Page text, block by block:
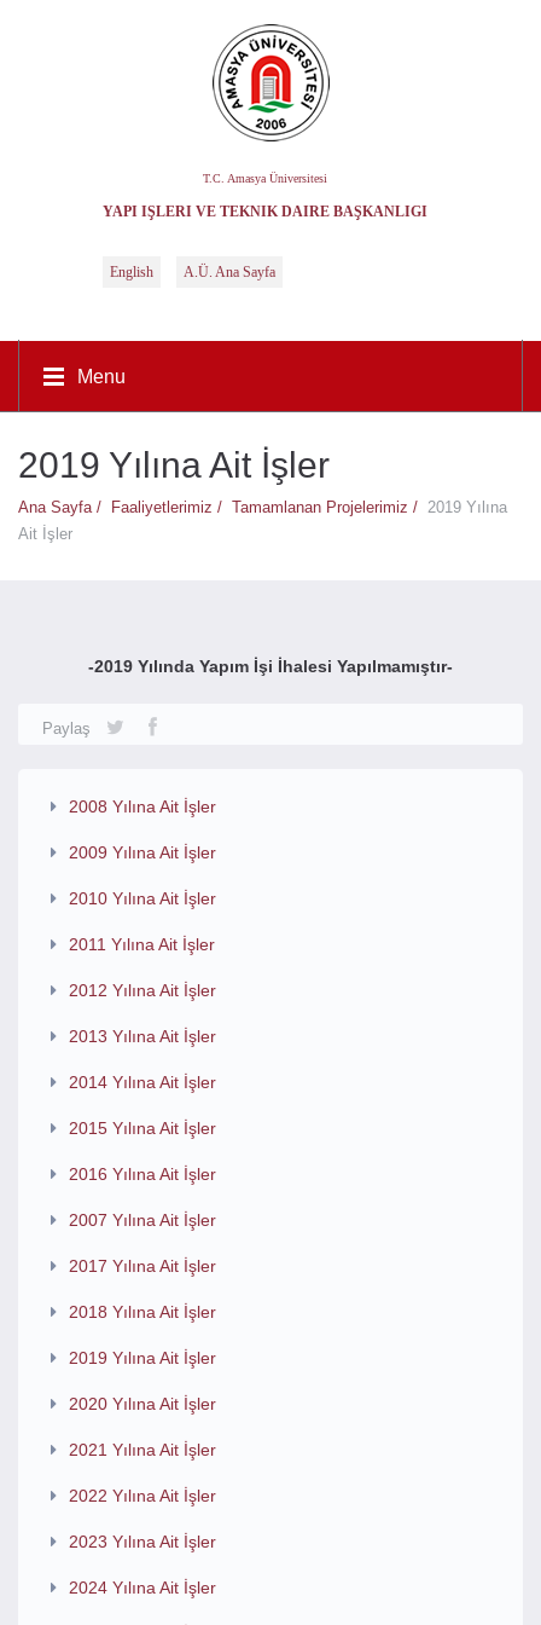
T.C. Amasya Üniversitesi
YAPI İŞLERI VE TEKNIK DAIRE BAŞKANLIĞI
English A.Ü. Ana Sayfa
Menu
2019 Yılına Ait İşler
Ana Sayfa / Faaliyetlerimiz / Tamamlanan Projelerimiz / 2019 Yılına
Ait İşler
-2019 Yılında Yapım İşi İhalesi Yapılmamıştır-
Paylaş
2008 Yılına Ait İşler
2009 Yılına Ait İşler
2010 Yılına Ait İşler
2011 Yılına Ait İşler
2012 Yılına Ait İşler
2013 Yılına Ait İşler
2014 Yılına Ait İşler
2015 Yılına Ait İşler
2016 Yılına Ait İşler
2007 Yılına Ait İşler
2017 Yılına Ait İşler
2018 Yılına Ait İşler
2019 Yılına Ait İşler
2020 Yılına Ait İşler
2021 Yılına Ait İşler
2022 Yılına Ait İşler
2023 Yılına Ait İşler
2024 Yılına Ait İşler